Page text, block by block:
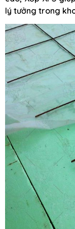
lý tưởng trong